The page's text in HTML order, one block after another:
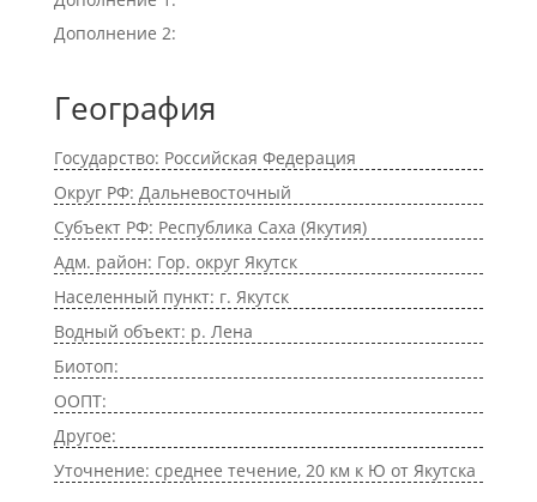
Дополнение 2:
География
Государство: Российская Федерация
Округ РФ: Дальневосточный
Субъект РФ: Республика Саха (Якутия)
Адм. район: Гор. округ Якутск
Населенный пункт: г. Якутск
Водный объект: р. Лена
Биотоп:
ООПТ:
Другое:
Уточнение: среднее течение, 20 км к Ю от Якутска